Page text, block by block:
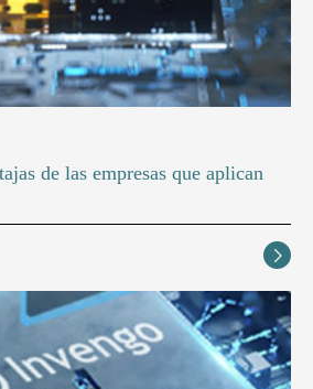
de las empresas que aplican
